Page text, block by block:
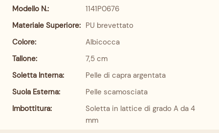
Modello N.:
1141P0676
Materiale Superiore: PU brevettato
Colore:
Albicocca
Tallone:
7,5 cm
Soletta Interna:
Pelle di capra argentata
Suola Esterna:
Pelle scamosciata
Imbottitura:
Soletta in lattice di grado A da 4
mm